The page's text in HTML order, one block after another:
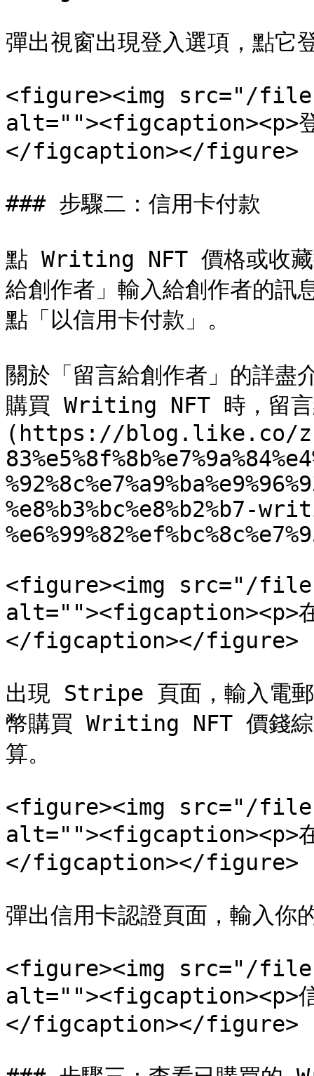
彈出視窗出現登入選項，點
<figure><img src="/files/
alt=""><figcaption><p>
</figcaption></figure>
### 步驟二：信用卡付款
點 Writing NFT 價格或收藏
給創作者」輸入給創作者的訊
點「以信用卡付款」。
關於「留言給創作者」的詳
購買 Writing NFT 時，留
(https://blog.like.co/zh/
%e8%b3%bc%e8%b2%b7-
<figure><img src="/
alt=""><figcaption><p>在
</figcaption></figure>
出現 Stripe 頁面，輸入電郵
幣購買 Writing NFT 價錢綜
算。
<figure><img src="/files/
alt=""><figcaption><p>
</figcaption></figure>
彈出信用卡認證頁面，輸入你
<figure><img src="/files/
alt=""><figcaption><p>信
</figcaption></figure>